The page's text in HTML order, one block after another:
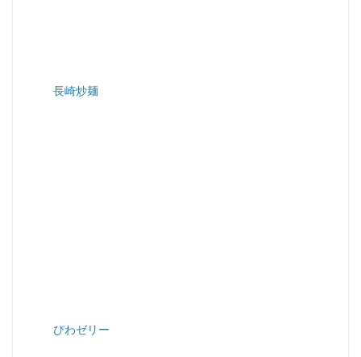
長崎炒麺
びわゼリー